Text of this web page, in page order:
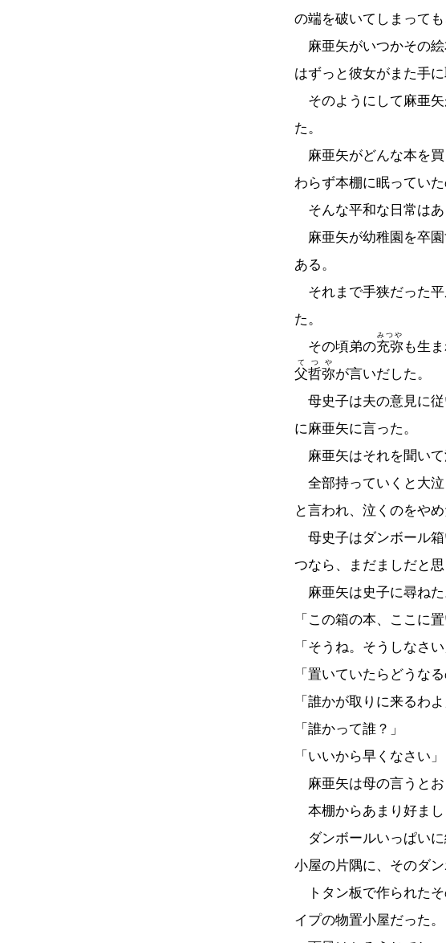
の端を破いてしまって
麻亜矢がいつかその絵
はずっと彼女がまた手
そのようにして麻亜矢
た。
麻亜矢がどんな本を買
わらず本棚に眠っていた
そんな平和な日常はあ
麻亜矢が幼稚園を卒園
ある。
それまで手狭だった平
た。
その頃弟の充弥
みつや
も生
父哲弥
てつや
が言いだした。
母史子は夫の意見に従
に麻亜矢に言った。
麻亜矢はそれを聞いて
全部持っていくと大泣
と言われ、泣くのをやめ
母史子はダンボール箱
つなら、まだましだと思
麻亜矢は史子に尋ねた
「この箱の本、ここに
「そうね。そうしなさい
「置いていたらどうなる
「誰かが取りに来るわよ
「誰かって誰？」
「いいから早くなさい」
麻亜矢は母の言うとお
本棚からあまり好まし
ダンボールいっぱいに
小屋の片隅に、そのダン
トタン板で作られたそ
イプの物置小屋だった。